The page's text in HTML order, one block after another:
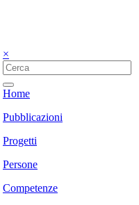
×
Home
Pubblicazioni
Progetti
Persone
Competenze